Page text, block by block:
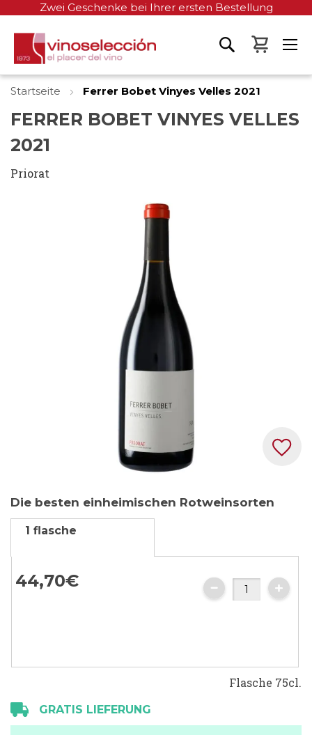
Zwei Geschenke bei Ihrer ersten Bestellung
Mein
Startseite Ferrer Bobet Vinyes Velles 2021
FERRER BOBET VINYES VELLES
2021
Priorat
Anfang
der
springen
Die besten einheimischen Rotweinsorten
1 flasche
44,70€
Flasche 75cl.
GRATIS LIEFERUNG